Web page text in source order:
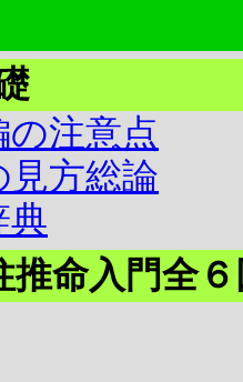
の注意点
見方総論
典
推命入門全